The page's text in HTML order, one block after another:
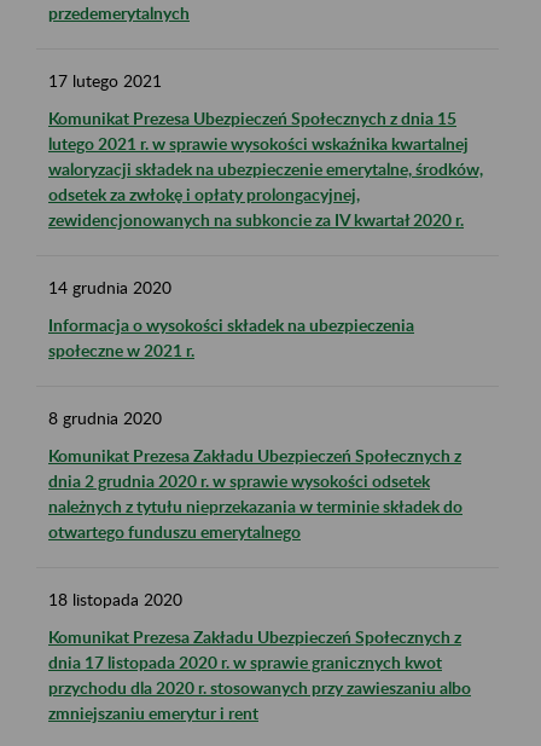
przedemerytalnych
17 lutego 2021
Komunikat Prezesa Ubezpieczeń Społecznych z dnia 15
lutego 2021 r. w sprawie wysokości wskaźnika kwartalnej
waloryzacji składek na ubezpieczenie emerytalne, środków,
odsetek za zwłokę i opłaty prolongacyjnej,
zewidencjonowanych na subkoncie za IV kwartał 2020 r.
14 grudnia 2020
Informacja o wysokości składek na ubezpieczenia
społeczne w 2021 r.
8 grudnia 2020
Komunikat Prezesa Zakładu Ubezpieczeń Społecznych z
dnia 2 grudnia 2020 r. w sprawie wysokości odsetek
należnych z tytułu nieprzekazania w terminie składek do
otwartego funduszu emerytalnego
18 listopada 2020
Komunikat Prezesa Zakładu Ubezpieczeń Społecznych z
dnia 17 listopada 2020 r. w sprawie granicznych kwot
przychodu dla 2020 r. stosowanych przy zawieszaniu albo
zmniejszaniu emerytur i rent